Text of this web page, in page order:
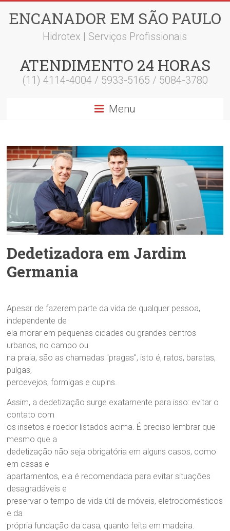
ENCANADOR EM SÃO PAULO
Hidrotex | Serviços Profissionais
ATENDIMENTO 24 HORAS
(11) 4114-4004 / 5933-5165 / 5084-3780
Menu
Dedetizadora em Jardim
Germania
Apesar de fazerem parte da vida de qualquer pessoa,
independente de
ela morar em pequenas cidades ou grandes centros
urbanos, no campo ou
na praia, são as chamadas "pragas", isto é, ratos, baratas,
pulgas,
percevejos, formigas e cupins.
Assim, a dedetização surge exatamente para isso: evitar o
contato com
os insetos e roedor listados acima. É preciso lembrar que
mesmo que a
dedetização não seja obrigatória em alguns casos, como
em casas e
apartamentos, ela é recomendada para evitar situações
desagradáveis e
preservar o tempo de vida útil de móveis, eletrodomésticos
e da
própria fundação da casa, quanto feita em madeira.